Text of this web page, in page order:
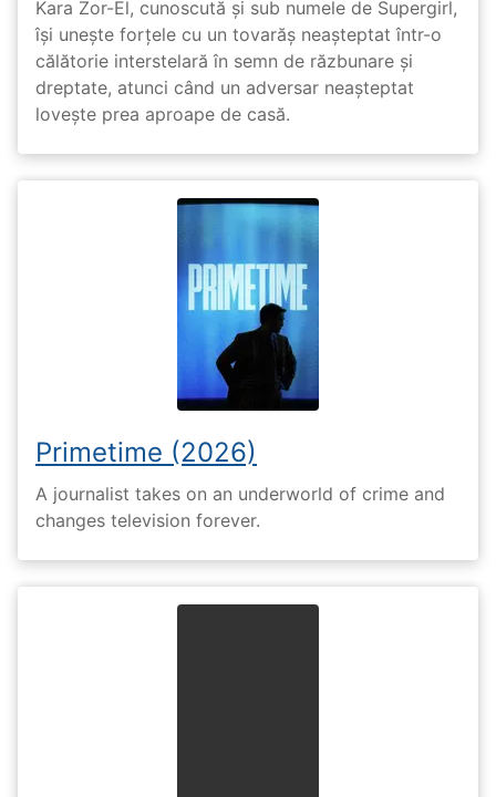
Kara Zor-El, cunoscută și sub numele de Supergirl,
își unește forțele cu un tovarăș neașteptat într-o
călătorie interstelară în semn de răzbunare și
dreptate, atunci când un adversar neașteptat
lovește prea aproape de casă.
Primetime (2026)
A journalist takes on an underworld of crime and
changes television forever.